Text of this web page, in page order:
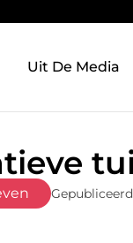
Uit De Media